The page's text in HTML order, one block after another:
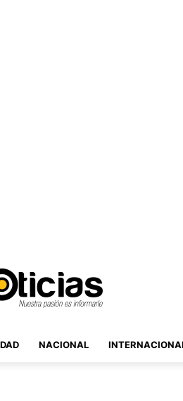
NACIONAL